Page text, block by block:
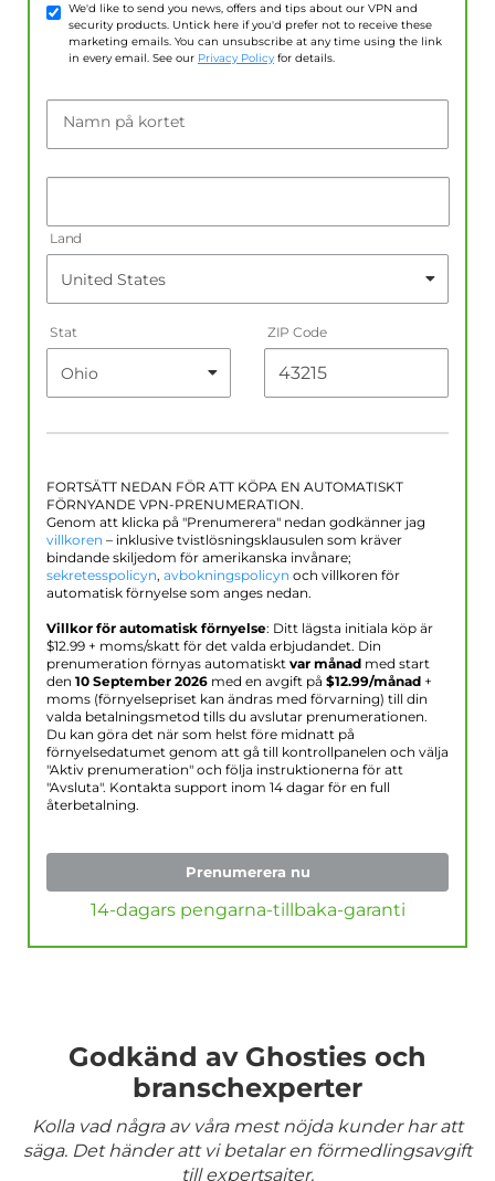
We'd like to send you news, offers and tips about our VPN and
security products. Untick here if you'd prefer not to receive these
marketing emails. You can unsubscribe at any time using the link
in every email. See our Privacy Policy for details.
Namn på kortet
Land
Stat ZIP Code
FORTSÄTT NEDAN FÖR ATT KÖPA EN AUTOMATISKT
FÖRNYANDE VPN-PRENUMERATION.
Genom att klicka på "Prenumerera" nedan godkänner jag
villkoren – inklusive tvistlösningsklausulen som kräver
bindande skiljedom för amerikanska invånare;
sekretesspolicyn, avbokningspolicyn och villkoren för
automatisk förnyelse som anges nedan.
Villkor för automatisk förnyelse: Ditt lägsta initiala köp är
$12.99 + moms/skatt för det valda erbjudandet. Din
prenumeration förnyas automatiskt var månad med start
den 10 September 2026 med en avgift på $12.99/månad +
moms (förnyelsepriset kan ändras med förvarning) till din
valda betalningsmetod tills du avslutar prenumerationen.
Du kan göra det när som helst före midnatt på
förnyelsedatumet genom att gå till kontrollpanelen och välja
"Aktiv prenumeration" och följa instruktionerna för att
"Avsluta". Kontakta support inom 14 dagar för en full
återbetalning.
Prenumerera nu
14-dagars pengarna-tillbaka-garanti
Godkänd av Ghosties och
branschexperter
Kolla vad några av våra mest nöjda kunder har att
säga. Det händer att vi betalar en förmedlingsavgift
till expertsajter.